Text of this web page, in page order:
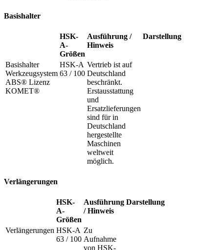
Basishalter
HSK-
A-
Größen
Ausführung /
Hinweis
Darstellung
Basishalter
Werkzeugsystem
ABS® Lizenz
KOMET®
HSK-A
63 / 100
Vertrieb ist auf
Deutschland
beschränkt.
Erstausstattung
und
Ersatzlieferungen
sind für in
Deutschland
hergestellte
Maschinen
weltweit
möglich.
Verlängerungen
HSK-
A-
Größen
Ausführung
/ Hinweis
Darstellung
Verlängerungen HSK-A
63 / 100
Zu
Aufnahme
von HSK-